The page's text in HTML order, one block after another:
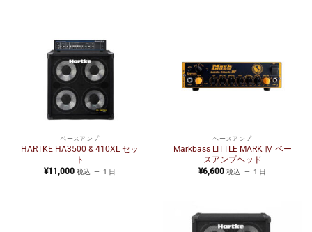
ベースアンプ
HARTKE HA3500 & 410XL セッ
ト
¥11,000 税込 1 日
ベースアンプ
Markbass LITTLE MARK Ⅳ ベー
スアンプヘッド
¥6,600 税込 1 日